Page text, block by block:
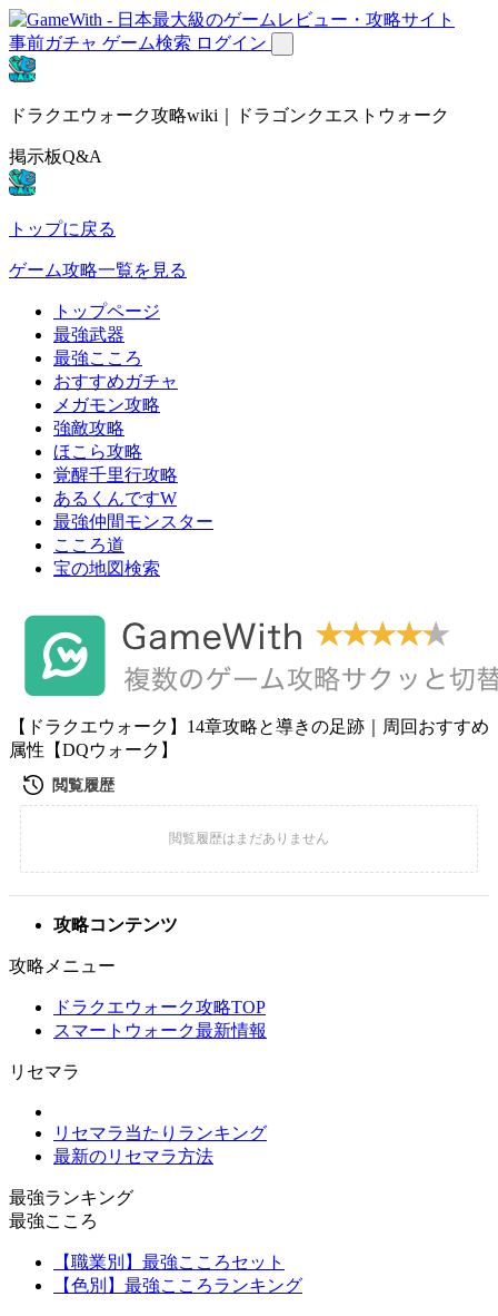
事前ガチャ ゲーム検索 ログイン
ドラクエウォーク攻略wiki｜ドラゴンクエストウォーク
掲示板Q&A
トップに戻る
ゲーム攻略一覧を見る
トップページ
最強武器
最強こころ
おすすめガチャ
メガモン攻略
強敵攻略
ほこら攻略
覚醒千里行攻略
あるくんですW
最強仲間モンスター
こころ道
宝の地図検索
【ドラクエウォーク】14章攻略と導きの足跡｜周回おすすめ
属性【DQウォーク】
攻略コンテンツ
攻略メニュー
ドラクエウォーク攻略TOP
スマートウォーク最新情報
リセマラ
リセマラ当たりランキング
最新のリセマラ方法
最強ランキング
最強こころ
【職業別】最強こころセット
【色別】最強こころランキング